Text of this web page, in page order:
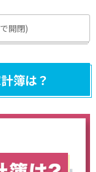
開閉)
簿は？